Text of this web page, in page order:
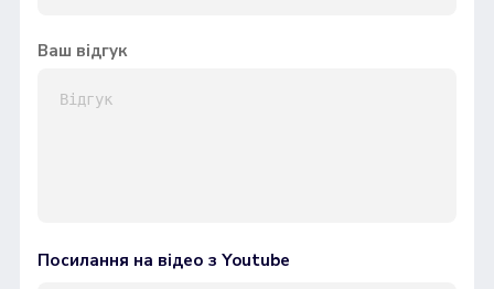
Ваш відгук
Посилання на відео з Youtube